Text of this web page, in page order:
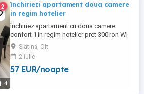
4
2
închiriezi apartament doua camere
in regim hotelier
închiriez apartament cu doua camere
confort 1 in regim hotelier pret 300 ron WI
FI -TV cablu - frigider - plita electrica -
cuptor - baie cu cada - tv in fiecare camera
Slatina, Olt
2 iulie
57 EUR/noapte